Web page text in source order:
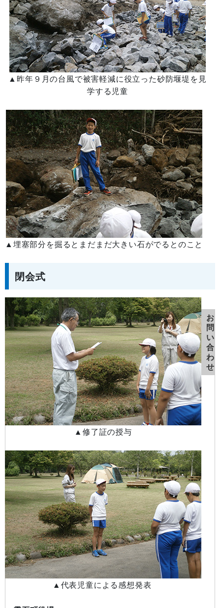
▲昨年９月の台風で被害軽減に役立った砂防堰堤を見
学する児童
▲埋塞部分を掘るとまだまだ大きい石がでるとのこと
閉会式
▲修了証の授与
▲代表児童による感想発表
お
問
い
合
わ
せ